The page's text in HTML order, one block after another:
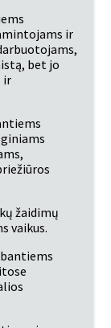
ir
bet jo
ir
žaidimų
vaikus.